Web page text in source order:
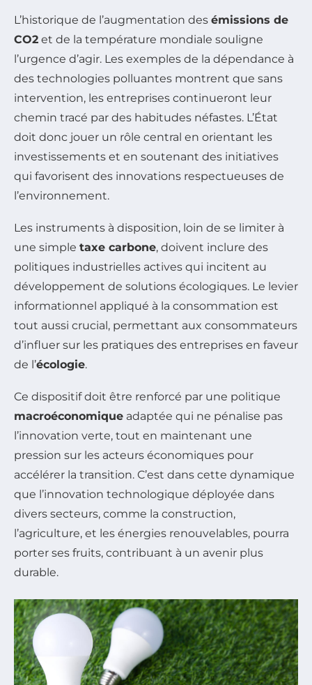
L’historique de l’augmentation des émissions de
CO2 et de la température mondiale souligne
l’urgence d’agir. Les exemples de la dépendance à
des technologies polluantes montrent que sans
intervention, les entreprises continueront leur
chemin tracé par des habitudes néfastes. L’État
doit donc jouer un rôle central en orientant les
investissements et en soutenant des initiatives
qui favorisent des innovations respectueuses de
l’environnement.
Les instruments à disposition, loin de se limiter à
une simple taxe carbone, doivent inclure des
politiques industrielles actives qui incitent au
développement de solutions écologiques. Le levier
informationnel appliqué à la consommation est
tout aussi crucial, permettant aux consommateurs
d’influer sur les pratiques des entreprises en faveur
de l’écologie.
Ce dispositif doit être renforcé par une politique
macroéconomique adaptée qui ne pénalise pas
l’innovation verte, tout en maintenant une
pression sur les acteurs économiques pour
accélérer la transition. C’est dans cette dynamique
que l’innovation technologique déployée dans
divers secteurs, comme la construction,
l’agriculture, et les énergies renouvelables, pourra
porter ses fruits, contribuant à un avenir plus
durable.